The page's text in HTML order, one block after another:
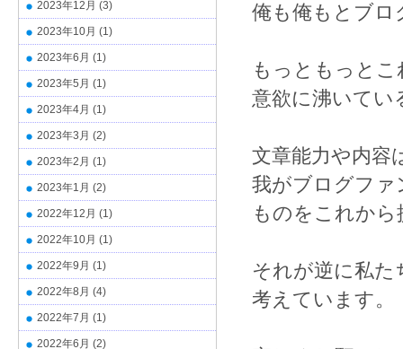
俺も俺もとブロ
もっともっと
意欲に沸いてい
文章能力や内容
我がブログファ
ものをこれか
それが逆に私
考えています。
2023年12月 (3)
2023年10月 (1)
2023年6月 (1)
2023年5月 (1)
2023年4月 (1)
2023年3月 (2)
2023年2月 (1)
2023年1月 (2)
2022年12月 (1)
2022年10月 (1)
2022年9月 (1)
2022年8月 (4)
2022年7月 (1)
2022年6月 (2)